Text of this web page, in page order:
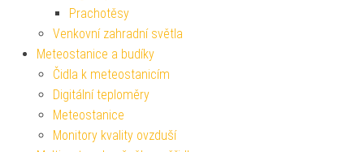
Prachotěsy
Venkovní zahradní světla
Meteostanice a budíky
Čidla k meteostanicím
Digitální teploměry
Meteostanice
Monitory kvality ovzduší